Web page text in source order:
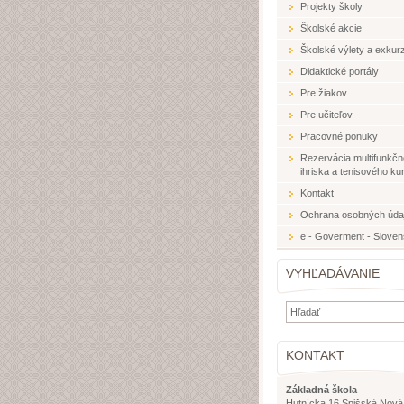
Projekty školy
Školské akcie
Školské výlety a
Didaktické portály
Pre žiakov
Pre učiteľov
Pracovné ponuky
Rezervácia
ihriska a tenisového
Kontakt
Ochrana osobných
e - Goverment -
VYHĽADÁVANIE
KONTAKT
Základná škola